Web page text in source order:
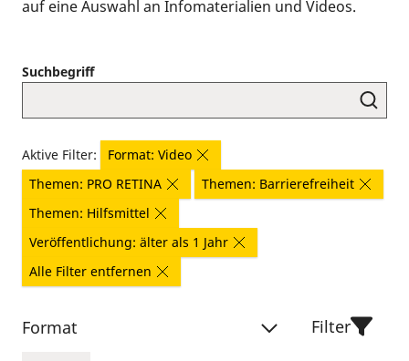
auf eine Auswahl an Infomaterialien und Videos.
Suchbegriff
Aktive Filter:
Format: Video
Themen: PRO RETINA
Themen: Barrierefreiheit
Themen: Hilfsmittel
Veröffentlichung: älter als 1 Jahr
Alle Filter entfernen
Format Filter